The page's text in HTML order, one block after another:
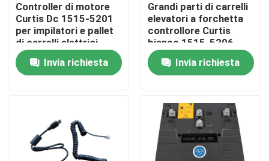
Contattici
Notizie
Parti della batteria del carrello elevatore
Controller di motore
Curtis Dc 1515-5201
per impilatori e pallet
di carrelli elettrici
Invia richiesta
Grandi parti di carrelli
elevatori a forchetta
controllore Curtis
bianco 1515-5206
48V 250A
Invia richiesta